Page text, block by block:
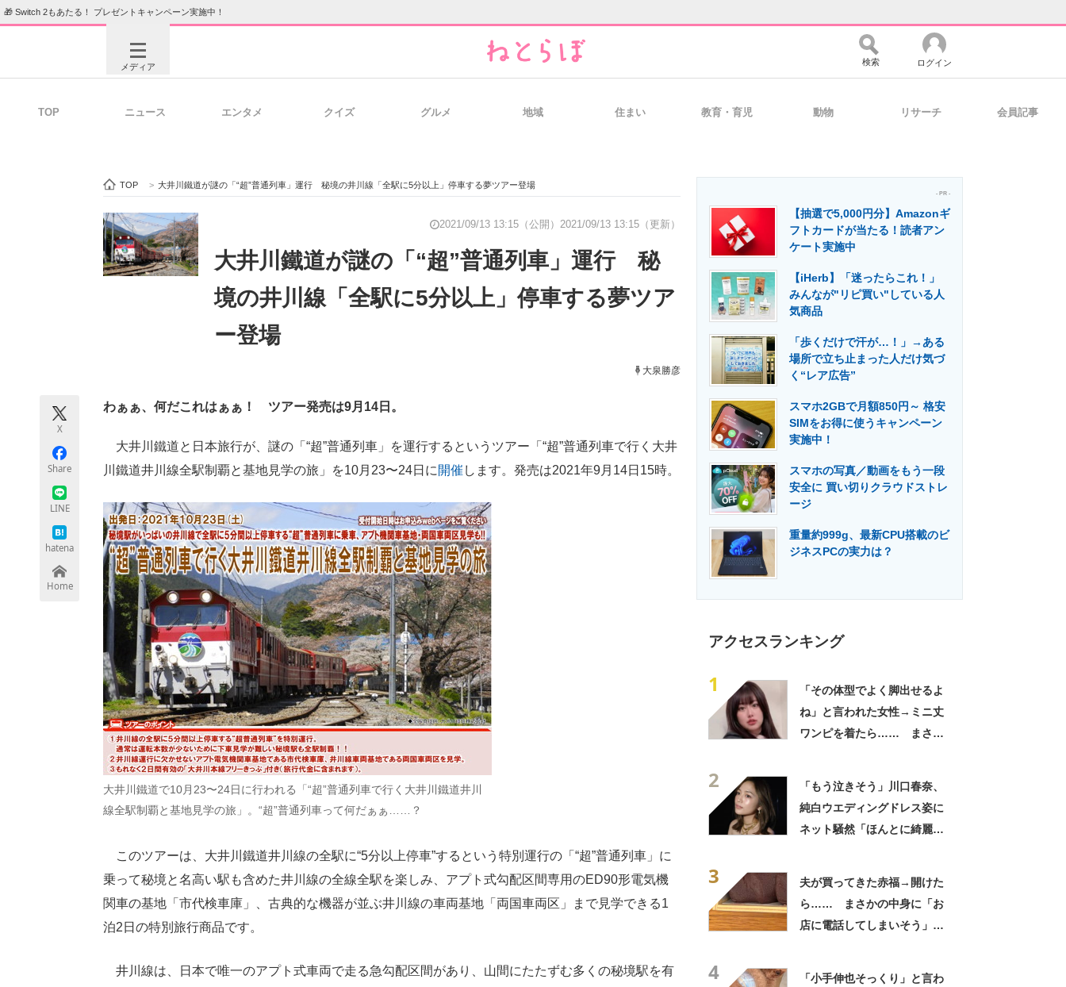
🎁 Switch 2もあたる！ プレゼントキャンペーン実施中！
メディア
ビジネスと働き方のヒント 経営リーダーのコミュニティ マーケ×ITの今がよく分かる
ITエンジニア向け専門サイト 企業向けIT製品の総合サイト IT製品の技術・比較・事例 製造業のIT導入・活用を支援
エネルギーの専門メディア 建設×テクノロジーの最前線
ちょっと気になるネットの話題
検索 ログイン
TOP ニュース エンタメ クイズ グルメ 地域 住まい 教育・育児 動物 リサーチ 会員記事
TOP > 大井川鐵道が謎の「“超”普通列車」運行 秘境の井川線「全駅に5分以上」停車する夢ツアー登場
2021/09/13 13:15（公開） 2021/09/13 13:15（更新）
大井川鐵道が謎の「“超”普通列車」運行 秘
境の井川線「全駅に5分以上」停車する夢ツア
ー登場
大泉勝彦
X
Share
LINE
hatena
Home
わぁぁ、何だこれはぁぁ！ ツアー発売は9月14日。
大井川鐵道と日本旅行が、謎の「“超”普通列車」を運行するというツアー「“超”普通列車で行く大井
川鐵道井川線全駅制覇と基地見学の旅」を10月23〜24日に 開催 します。発売は2021年9月14日15時。
大井川鐵道で10月23〜24日に行われる「“超”普通列車で行く大井川鐵道井川
線全駅制覇と基地見学の旅」。“超”普通列車って何だぁぁ……？
このツアーは、大井川鐵道井川線の全駅に“5分以上停車”するという特別運行の「“超”普通列車」に
乗って秘境と名高い駅も含めた井川線の全線全駅を楽しみ、アプト式勾配区間専用のED90形電気機
関車の基地「市代検車庫」、古典的な機器が並ぶ井川線の車両基地「両国車両区」まで見学できる1
泊2日の特別旅行商品です。
井川線は、日本で唯一のアプト式車両で走る急勾配区間があり、山間にたたずむ多くの秘境駅を有
- PR -
【抽選で5,000円分】Amazonギ
フトカードが当たる！読者アン
ケート実施中
【iHerb】「迷ったらこれ！」
みんなが"リピ買い"している人
気商品
「歩くだけで汗が…！」→ある
場所で立ち止まった人だけ気づ
く“レア広告”
スマホ2GBで月額850円～ 格安
SIMをお得に使うキャンペーン
実施中！
スマホの写真／動画をもう一段
安全に 買い切りクラウドストレ
ージ
重量約999g、最新CPU搭載のビ
ジネスPCの実力は？
アクセスランキング
1
「その体型でよく脚出せるよ
ね」と言われた女性→ミニ丈
ワンピを着たら…… まさか
2
「もう泣きそう」川口春奈、
純白ウエディングドレス姿に
ネット騒然「ほんとに綺麗」
3
夫が買ってきた赤福→開けた
ら…… まさかの中身に「お
店に電話してしまいそう」
4
「小手伸也そっくり」と言わ